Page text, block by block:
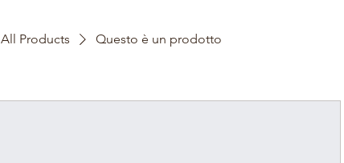
All Products Questo è un prodotto